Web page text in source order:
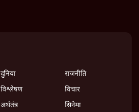
दुनिया
राजनीति
विश्लेषण
विचार
अर्थतंत्र
सिनेमा